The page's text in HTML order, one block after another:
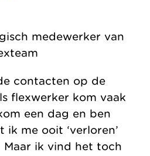
medewerker van
contacten op de
flexwerker kom vaak
een dag en ben
me ooit ‘verloren’
Maar ik vind het toch